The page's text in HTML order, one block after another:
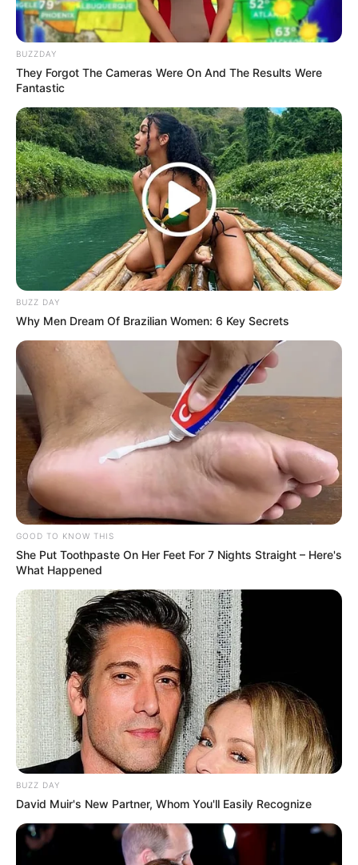
YANG TERPANAS
Dari Inggris, BAE Systems Resmi Memulai
Borong 18 Unit Yak-130M, Vietnam Jadi Launch
Customer Jet (Latih) Tempur Ringan Terbaru
Rusia
Thailand Tawarkan Panser Amfibi ke Prabowo,
Jangan Lupa PT Pindad Punya Anoa Amfibi
yang Mampu Berenang
PT PAL Gelar Upacara First Steel Cutting Kapal
Selam Scorpene Evolved Besok 7 Agustus 2026
Jatuh 10 Jet Tempur MiG-29 Ukraina dalam
Sehari
Resmi! PT PAL Mulai Pembangunan Kapal
Selam Pertama Scorpene Republik Indonesia
Laris Manis di Eropa! Rekor MBT K2, SPH K9,
dan FA-50 Bawa Korea Selatan Menuju
Raksasa Eksportir Militer Dunia
Sama-sama Andalkan Roket Anti-Kapal Selam
RBU-6000, Ini Beda Korvet Parchim II Rusia
dan Parchim I TNI AL
Bawa Ancaman Hingga Eropa Timur:
Target di Ukraina?
Langka! Intip Presisinya Helikopter AS565 MBe
Panther di Hanggar KRI I Gusti Ngurah Rai 332
Tangkis Serangan Lintas Udara Cina, MBT M1A2T Abrams
Taiwan Disiagakan di Bandara Taoyuan
Perkuat Pertahanan Udara Empat Negara Teluk, AS Setujui
Penjualan 5.250 Rudal Pencegat Patriot
Tanah
Angkatan Laut Jerman Resmi Pensiunkan Armada Helikopter
Sea Lynx Mk88A
BUZZDAY
They Forgot The Cameras Were On And The Results Were
Fantastic
BUZZ DAY
Why Men Dream Of Brazilian Women: 6 Key Secrets
GOOD TO KNOW THIS
She Put Toothpaste On Her Feet For 7 Nights Straight – Here's
What Happened
BUZZ DAY
David Muir's New Partner, Whom You'll Easily Recognize